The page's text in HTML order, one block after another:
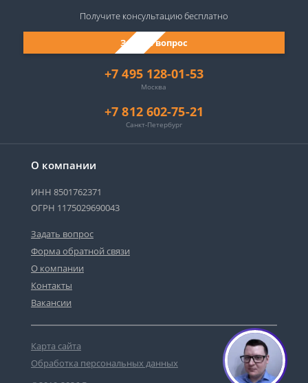
О компании
ИНН 8501762371
ОГРН 1175029690043
Задать вопрос
Форма обратной связи
О компании
Контакты
Вакансии
Карта сайта
Обработка персональных данных
+7 495 128-01-53
Москва
+7 812 602-75-21
Санкт-Петербург
Задать вопрос
Получите консультациюбесплатно